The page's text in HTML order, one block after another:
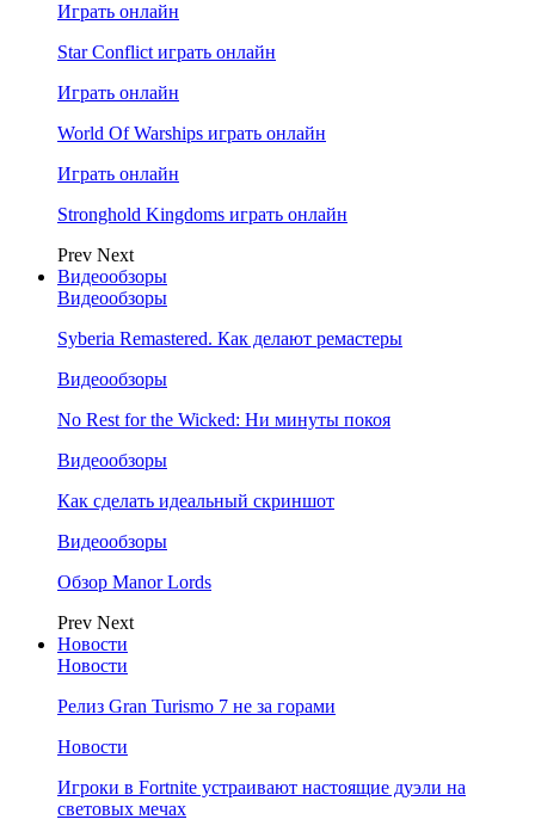
Играть онлайн
Star Conflict играть онлайн
Играть онлайн
World Of Warships играть онлайн
Играть онлайн
Stronghold Kingdoms играть онлайн
Prev Next
Видеообзоры
Видеообзоры
Syberia Remastered. Как делают ремастеры
Видеообзоры
No Rest for the Wicked: Ни минуты покоя
Видеообзоры
Как сделать идеальный скриншот
Видеообзоры
Обзор Manor Lords
Prev Next
Новости
Новости
Релиз Gran Turismo 7 не за горами
Новости
Игроки в Fortnite устраивают настоящие дуэли на
световых мечах